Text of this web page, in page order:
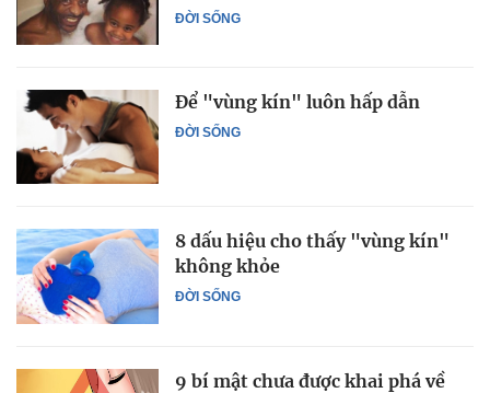
ĐỜI SỐNG
ĐỜI SỐNG
Để "vùng kín" luôn hấp dẫn
ĐỜI SỐNG
8 dấu hiệu cho thấy "vùng kín"
không khỏe
9 bí mật chưa được khai phá về